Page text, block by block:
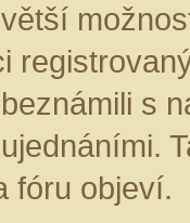
s
fóru objeví.